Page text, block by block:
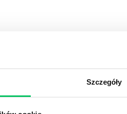
Szczegóły
W ZWINNEJ